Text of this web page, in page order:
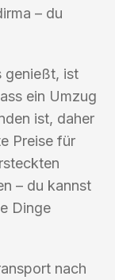
– du
genießt, ist
ein Umzug
ist, daher
Preise für
– du kannst
Dinge
nach